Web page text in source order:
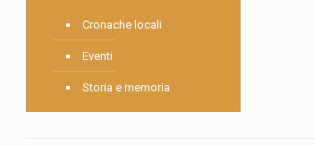
Cronache locali
Eventi
Storia e memoria